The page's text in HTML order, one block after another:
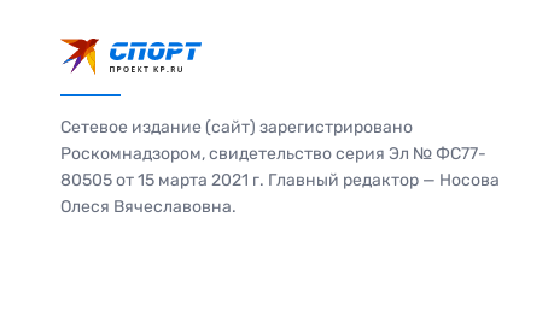
Сетевое издание (сайт) зарегистрировано
Роскомнадзором, свидетельство серия Эл № ФС77-
80505 от 15 марта 2021 г. Главный редактор — Носова
Олеся Вячеславовна.